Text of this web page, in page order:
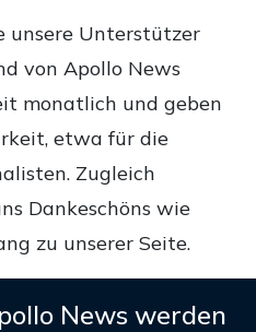
unsere Unterstützer
von Apollo News
monatlich und geben
etwa für die
Zugleich
Dankeschöns wie
zu unserer Seite.
News werden